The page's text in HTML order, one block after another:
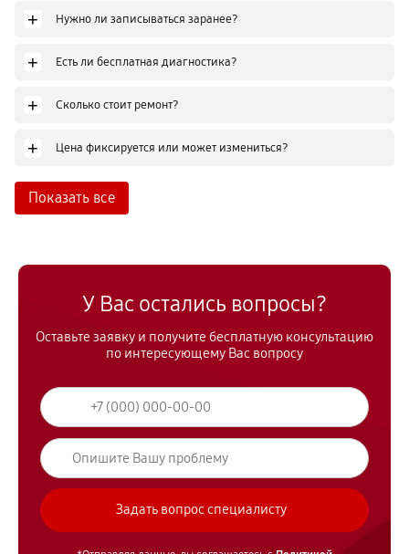
+ Нужно ли записываться заранее?
+ Есть ли бесплатная диагностика?
+ Сколько стоит ремонт?
+ Цена фиксируется или может измениться?
Показать все
У Вас остались вопросы?
Оставьте заявку и получите бесплатную консультацию
по интересующему Вас вопросу